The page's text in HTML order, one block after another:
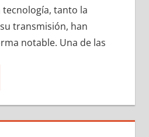
tecnología, tanto la
transmisión, han
notable. Una de las